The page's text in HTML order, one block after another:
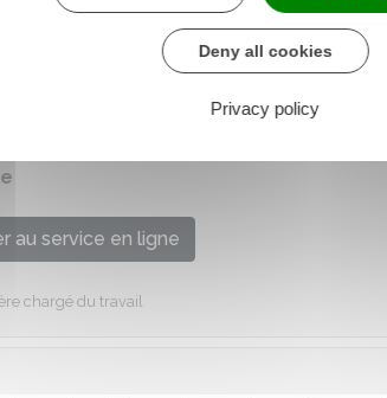
prévoir une durée plus élevée.
collective en vigueur dans l'entreprise :
au service en ligne
chargé du travail
Deny all cookies
Privacy policy